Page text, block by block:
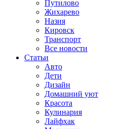
Путилово
Жихарево
Назия
Кировск
Транспорт
Все новости
Статьи
Авто
Дети
Дизайн
Домашний уют
Красота
Кулинария
Лайфхак